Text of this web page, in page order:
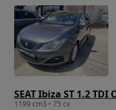
SEAT Ibiza ST 1.2
1199 cm3 • 75 cv